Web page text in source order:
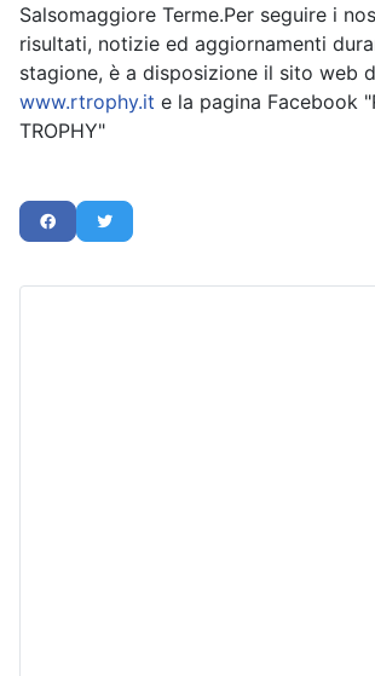
Salsomaggiore Terme.Per seguire i
risultati, notizie ed aggiornamenti
stagione, è a disposizione il sito web
www.rtrophy.it e la pagina Facebook
TROPHY"